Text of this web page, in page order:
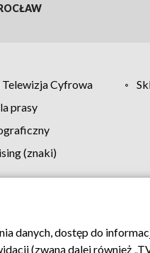
Telewizja Cyfrowa
prasy
(znaki)
Kontakt
danych, dostęp do
(zwaną dalej również